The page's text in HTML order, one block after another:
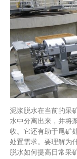
泥浆脱水在当前的采
水中分离出来，并将
收。它还有助于尾矿
处置需求。要理解为
脱水如何提高日常采